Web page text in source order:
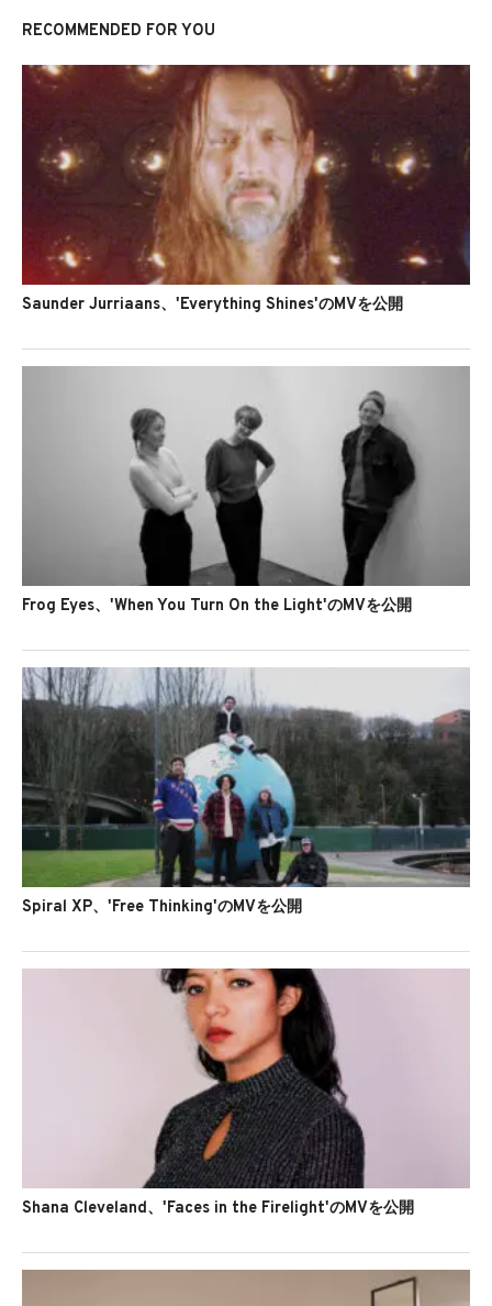
RECOMMENDED FOR YOU
Saunder Jurriaans、'Everything Shines'のMVを公開
Frog Eyes、'When You Turn On the Light'のMVを公開
Spiral XP、'Free Thinking'のMVを公開
Shana Cleveland、'Faces in the Firelight'のMVを公開